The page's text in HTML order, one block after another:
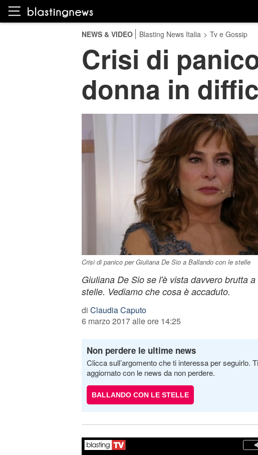
NEWS & VIDEO Blasting News Italia > Tv e Gossip
Crisi di
donna in
Crisi di panico per Giuliana De Sio a Ballando con le stelle
Giuliana De Sio se l'è vista davvero brutta
stelle. Vediamo che cosa è accaduto.
di Claudia Caputo
6 marzo 2017 alle ore 14:25
Non perdere le ultime news
Clicca sull’argomento che ti interessa per seguirlo.
aggiornato con le news da non perdere.
BALLANDO CON LE STELLE